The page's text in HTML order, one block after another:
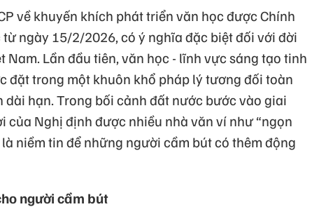
về khuyến khích phát triển văn học được Chính
ngày 15/2/2026, có ý nghĩa đặc biệt đối với đời
Nam. Lần đầu tiên, văn học - lĩnh vực sáng tạo tinh
đặt trong một khuôn khổ pháp lý tương đối toàn
dài hạn. Trong bối cảnh đất nước bước vào giai
của Nghị định được nhiều nhà văn ví như “ngọn
niềm tin để những người cầm bút có thêm động
người cầm bút